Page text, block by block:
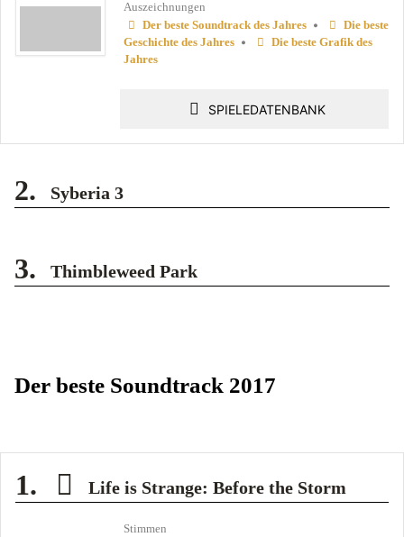
Auszeichnungen
Der beste Soundtrack des Jahres •
Die beste
Geschichte des Jahres •
Die beste Grafik des
Jahres
SPIELEDATENBANK
2. Syberia 3
3. Thimbleweed Park
Der beste Soundtrack 2017
1. Life is Strange: Before the Storm
Stimmen